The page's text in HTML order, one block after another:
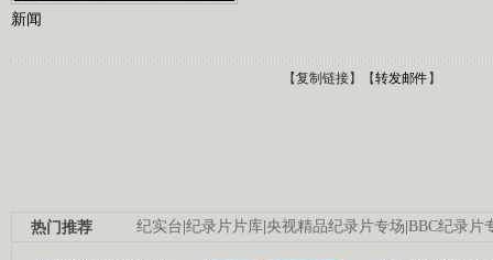
新闻
【复制链接】【转发邮件】
纪实台|纪录片片库|央视精品纪录片专场|BBC纪录片
热门推荐